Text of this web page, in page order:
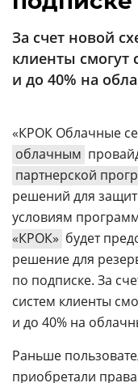
Техника
ТВ
Об
издании
Реклама
Вакансии
Контакты
Max
Telegram
Дзен
VK
Rutube
За счет новой
клиенты смогут
и до 40% на
«КРОК Облачные
облачным
партнерской
решений для
условиям
«КРОК» будет
решение для
по подписке. За
систем клиенты
и до 40% на
Раньше
приобретали